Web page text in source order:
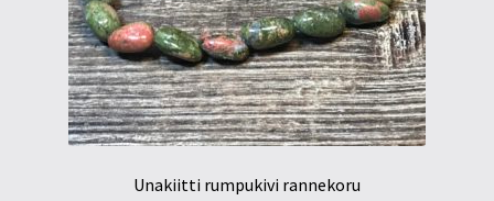
Unakiitti rumpukivi rannekoru